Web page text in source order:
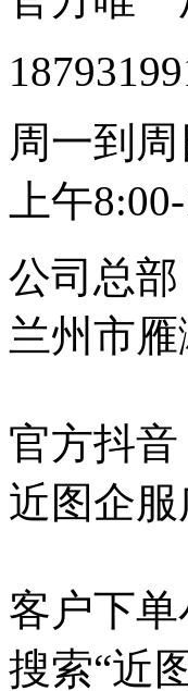
周一到
上午
公司总部
兰州市
官方抖音
近图企
客户下
搜索“近